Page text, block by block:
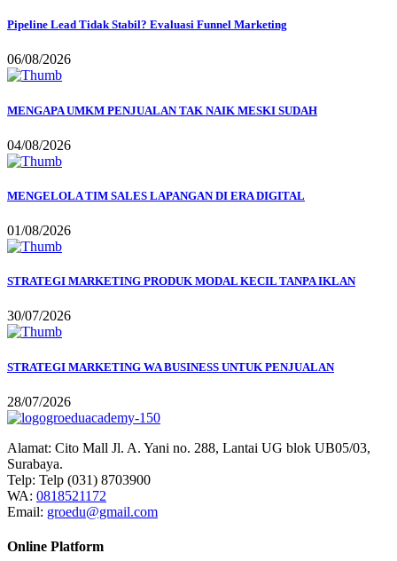
Pipeline Lead Tidak Stabil? Evaluasi Funnel Marketing
06/08/2026
MENGAPA UMKM PENJUALAN TAK NAIK MESKI SUDAH
04/08/2026
MENGELOLA TIM SALES LAPANGAN DI ERA DIGITAL
01/08/2026
STRATEGI MARKETING PRODUK MODAL KECIL TANPA IKLAN
30/07/2026
STRATEGI MARKETING WA BUSINESS UNTUK PENJUALAN
28/07/2026
Alamat: Cito Mall Jl. A. Yani no. 288, Lantai UG blok UB05/03,
Surabaya.
Telp: Telp (031) 8703900
WA: 0818521172
Email: groedu@gmail.com
Online Platform